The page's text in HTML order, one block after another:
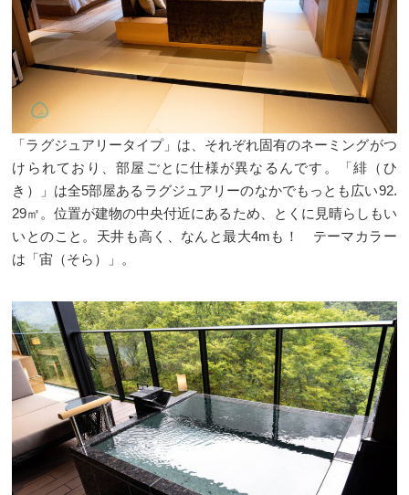
「ラグジュアリータイプ」は、それぞれ固有のネーミングがつ
けられており、部屋ごとに仕様が異なるんです。「緋（ひ
き）」は全5部屋あるラグジュアリーのなかでもっとも広い92.
29㎡。位置が建物の中央付近にあるため、とくに見晴らしもい
いとのこと。天井も高く、なんと最大4mも！ テーマカラー
は「宙（そら）」。